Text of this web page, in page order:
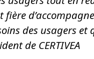
fière
des usagers et
de CERTIVEA